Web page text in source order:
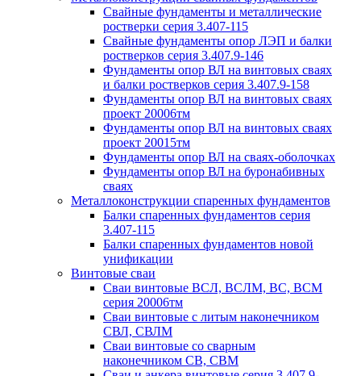
Свайные фундаменты и металлические
ростверки серия 3.407-115
Свайные фундаменты опор ЛЭП и балки
ростверков серия 3.407.9-146
Фундаменты опор ВЛ на винтовых сваях
и балки ростверков серия 3.407.9-158
Фундаменты опор ВЛ на винтовых сваях
проект 20006тм
Фундаменты опор ВЛ на винтовых сваях
проект 20015тм
Фундаменты опор ВЛ на сваях-оболочках
Фундаменты опор ВЛ на буронабивных
сваях
Металлоконструкции спаренных фундаментов
Балки спаренных фундаментов серия
3.407-115
Балки спаренных фундаментов новой
унификации
Винтовые сваи
Сваи винтовые ВСЛ, ВСЛМ, ВС, ВСМ
серия 20006тм
Сваи винтовые с литым наконечником
СВЛ, СВЛМ
Сваи винтовые со сварным
наконечником СВ, СВМ